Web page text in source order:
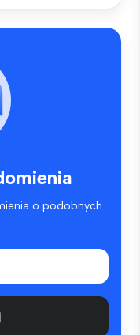
o podobnych